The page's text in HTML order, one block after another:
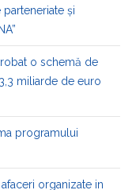
și
o schemă de
miliarde de euro
programului
organizate in